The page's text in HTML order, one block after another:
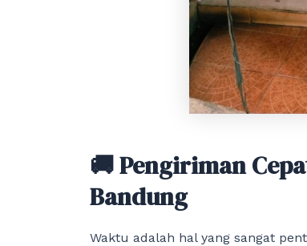
🚚 Pengiriman
Bandung
Waktu adalah hal yang sangat